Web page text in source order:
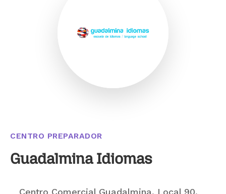
CENTRO PREPARADOR
Guadalmina Idiomas
Centro Comercial Guadalmina, Local 90,